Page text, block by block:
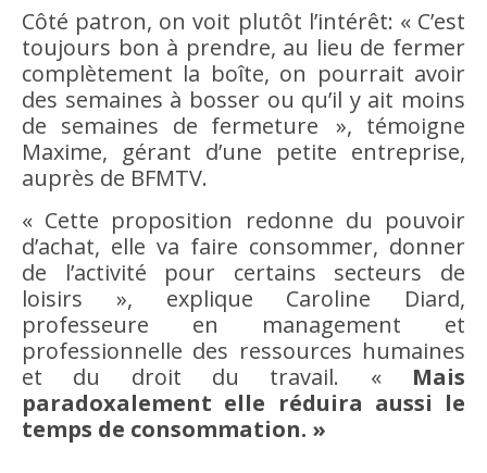
Côté patron, on voit plutôt l’intérêt: « C’est
toujours bon à prendre, au lieu de fermer
complètement la boîte, on pourrait avoir
des semaines à bosser ou qu’il y ait moins
de semaines de fermeture », témoigne
Maxime, gérant d’une petite entreprise,
auprès de BFMTV.
« Cette proposition redonne du pouvoir
d’achat, elle va faire consommer, donner
de l’activité pour certains secteurs de
loisirs », explique Caroline Diard,
professeure en management et
professionnelle des ressources humaines
et du droit du travail. « Mais
paradoxalement elle réduira aussi le
temps de consommation. »